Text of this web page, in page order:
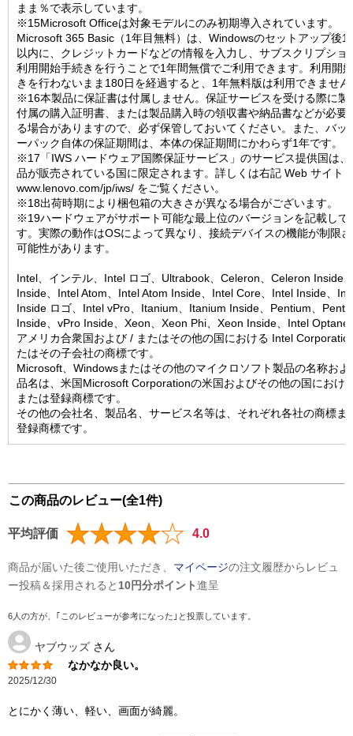
まま％で表示しています。
※15Microsoft Officeは対象モデルにのみ初期導入されています。
Microsoft 365 Basic（1年目無料）は、Windowsのセットアップ後
以内に、クレジットカードなどの情報を入力し、サブスクリプショ
利用開始手続きを行うことで1年間無償でご利用できます。利用開
きを行わないまま180日を経過すると、1年無料版は利用できません
※16本製品に保証書は付属しません。保証サービスを受ける際に製
付属の購入証明書、または製品購入時の領収書や納品書などが必要
る場合がありますので、必ず保管しておいてください。また、バッ
ーパック自体の保証期間は、本体の保証期間にかわらず1年です。
※17「IWS ハードウェア国際保証サービス」のサービス提供国は、
品が販売されている国に限定されます。詳しくは右記 Web サイト
www.lenovo.com/jp/iws/ をご覧ください。
※18出荷時期により梱包箱の大きさが異なる場合がございます。
※19ハードウェアがサポート可能な最上位のバージョンを記載して
す。実際の動作はOSによって異なり、接続デバイスの機能が制限
可能性があります。
Intel、インテル、Intel ロゴ、Ultrabook、Celeron、Celeron Inside
Inside、Intel Atom、Intel Atom Inside、Intel Core、Intel Inside、
Inside ロゴ、Intel vPro、Itanium、Itanium Inside、Pentium、
Inside、vPro Inside、Xeon、Xeon Phi、Xeon Inside、Intel Optane
アメリカ合衆国および / またはその他の国における Intel
たはその子会社の商標です。
Microsoft、Windowsまたはその他のマイクロソフト製品の名称およ
品名は、米国Microsoft Corporationの米国およびその他の国におけ
または登録商標です。
その他の会社名、製品名、サービス名等は、それぞれ各社の商標ま
登録商標です。
この商品のレビュー(全1件)
平均評価 4.0
商品が届いた後ご使用いただき、 マイページの注文履歴からレビュ
ー投稿＆採用されると 10円分ポイント進呈
6人の方が、｢このレビューが参考になった｣と投票しています。
ヤブウッズ さん
なかなか良い。
2025/12/30
とにかく薄い、軽い、画面が綺麗。